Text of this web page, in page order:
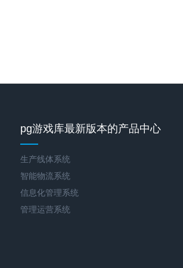
pg游戏库最新版本的产品中心
生产线体系统
智能物流系统
信息化管理系统
管理运营系统